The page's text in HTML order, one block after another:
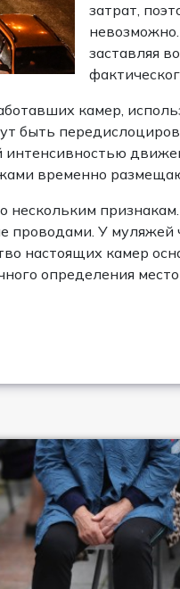
затрат,
заставляя
камер,
быть
временно
проводами. У муляжей
настоящих камер
определения